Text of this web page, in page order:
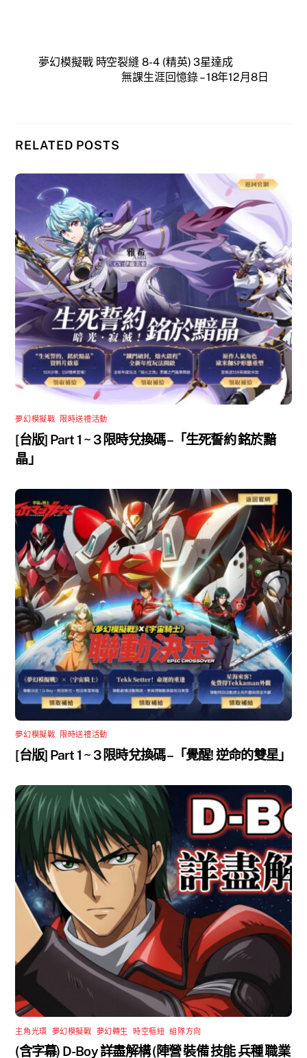
夢幻模擬戰 時空裂縫 8-4 (精英) 3星達成
無課生涯回憶錄 – 18年12月8日
RELATED POSTS
夢幻模擬戰 限時送禮活動
[台版] Part 1 ~ 3 限時兌換碼 –「生死誓約 銘於黯
晶」
夢幻模擬戰 限時送禮活動
[台版] Part 1 ~ 3 限時兌換碼 –「覺醒! 逆命的雙星」
主角光環 夢幻模擬戰 夢幻轉生 ,時空樞紐 ,組隊方向
(含字幕) D-Boy 詳盡解構 (陣營 裝備 技能 兵種 職業